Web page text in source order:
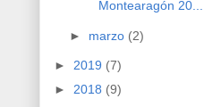
Montearagón 20...
► marzo (2)
► 2019 (7)
► 2018 (9)